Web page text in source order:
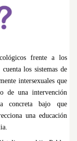
frente a los
los sistemas de
intersexuales que
de una intervención
concreta bajo que
una educación